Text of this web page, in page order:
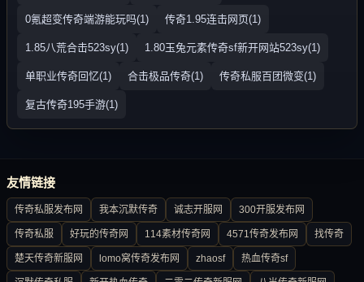
0氪超变传奇端游能玩吗(1) 传奇1.95连击网页(1)
1.85八荒合击523sy(1) 1.80玉兔元素传奇sf新开网站523sy(1)
单职业传奇回忆(1) 合击极品传奇(1) 传奇私服百团微变(1)
复古传奇195手游(1)
友情链接
传奇私服发布网 我本沉默传奇 诚志开服网 300开服发布网
传奇私服 好玩的传奇网 114素材传奇网 4571传奇发布网 找传奇
楚天传奇新服网 lomo窝传奇发布网 zhaosf 热血传奇sf